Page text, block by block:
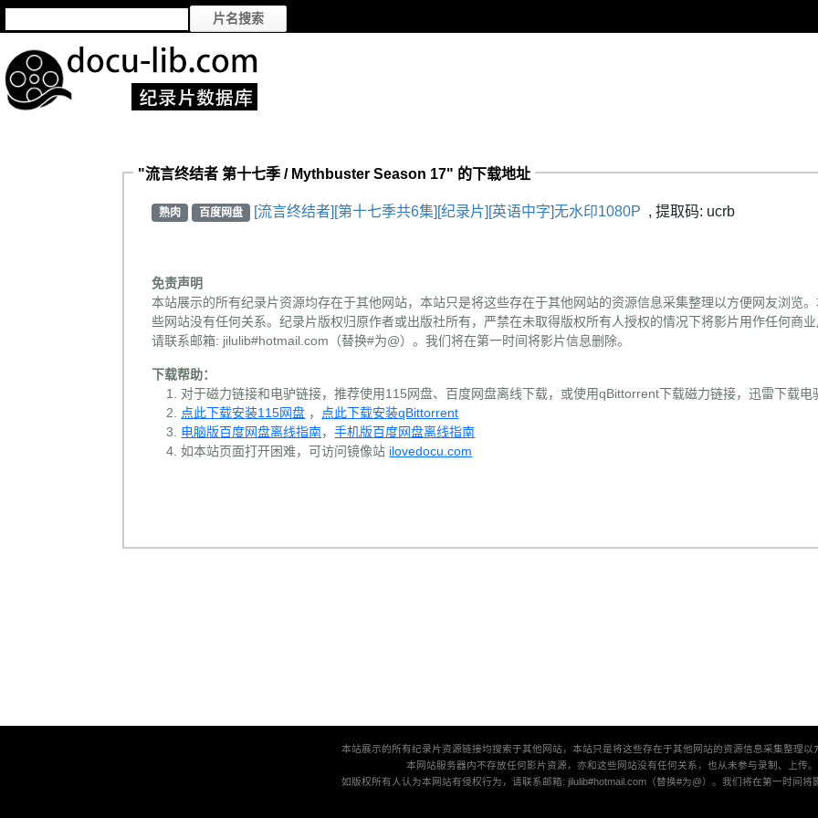
"流言终结者 第十七季 / Mythbuster Season 17" 的下载地址
熟肉 百度网盘 [流言终结者][第十七季共6集][纪录片][英语中字]无水印1080P , 提取码: ucrb
免责声明
本站展示的所有纪录片资源均存在于其他网站，本站只是将这些存在于其他网站的资源信息采集整理以方便网友浏览
些网站没有任何关系。纪录片版权归原作者或出版社所有，严禁在未取得版权所有人授权的情况下将影片用作任何商
请联系邮箱: jilulib#hotmail.com（替换#为@）。我们将在第一时间将影片信息删除。
下载帮助：
对于磁力链接和电驴链接，推荐使用115网盘、百度网盘离线下载，或使用qBittorrent下载磁力链接，迅雷下载电
点此下载安装115网盘 ， 点此下载安装qBittorrent
电脑版百度网盘离线指南，手机版百度网盘离线指南
如本站页面打开困难，可访问镜像站 ilovedocu.com
本站展示的所有纪录片资源链接均搜索于其他网站，本站只是将这些存在于其他网站的资源信息采集整理以
本网站服务器内不存放任何影片资源，亦和这些网站没有任何关系，也从未参与录制、上传。
如版权所有人认为本网站有侵权行为，请联系邮箱: jilulib#hotmail.com（替换#为@）。我们将在第一时间将